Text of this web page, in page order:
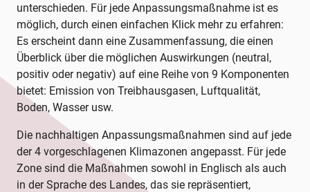
unterschieden. Für jede Anpassungsmaßnahme ist es
möglich, durch einen einfachen Klick mehr zu erfahren:
Es erscheint dann eine Zusammenfassung, die einen
Überblick über die möglichen Auswirkungen (neutral,
positiv oder negativ) auf eine Reihe von 9 Komponenten
bietet: Emission von Treibhausgasen, Luftqualität,
Boden, Wasser usw.
Die nachhaltigen Anpassungsmaßnahmen sind auf jede
der 4 vorgeschlagenen Klimazonen angepasst. Für jede
Zone sind die Maßnahmen sowohl in Englisch als auch
in der Sprache des Landes, das sie repräsentiert,